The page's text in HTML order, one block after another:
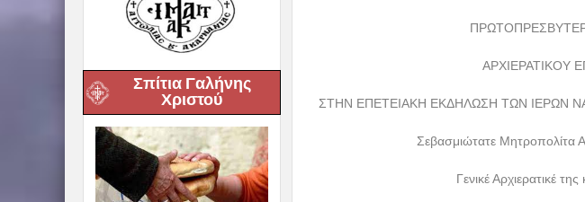
Σπίτια Γαλήνης
Χριστού
ΑΡΧΙΕΡΑΤΙΚΟΥ
ΣΤΗΝ ΕΠΕΤΕΙΑΚΗ ΕΚΔΗΛΩΣΗ ΤΩΝ ΙΕΡΩΝ
Σεβασμιώτατε Μητροπολίτα
Γενικέ Αρχιερατικέ